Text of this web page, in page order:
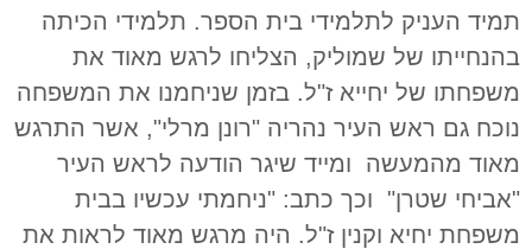
תמיד העניק לתלמידי בית הספר. תלמידי הכיתה
בהנחייתו של שמוליק, הצליחו לרגש מאוד את
משפחתו של יחייא ז"ל. בזמן שניחמנו את המשפחה
נוכח גם ראש העיר נהריה "רונן מרלי", אשר התרגש
מאוד מהמעשה ומייד שיגר הודעה לראש העיר
"אביחי שטרן" וכך כתב: "ניחמתי עכשיו בבית
משפחת יחיא וקנין ז"ל. היה מרגש מאוד לראות את